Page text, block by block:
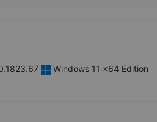
Windows 11 x64 Edition